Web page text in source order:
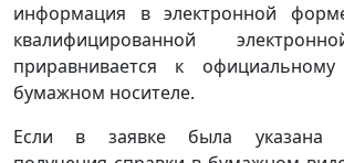
информация в электронной
квалифицированной
приравнивается к
бумажном носителе.
Если в заявке была указана